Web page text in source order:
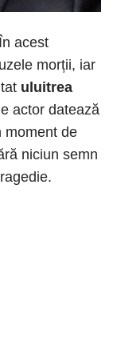
acest
morții, iar
uluitrea
actor datează
moment de
niciun semn